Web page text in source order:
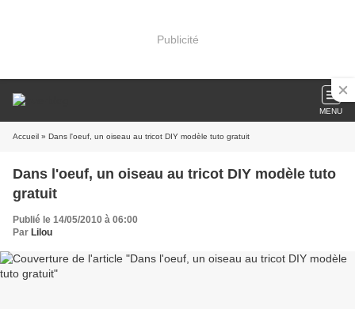
Publicité
MENU
Accueil » Dans l'oeuf, un oiseau au tricot DIY modèle tuto gratuit
Dans l'oeuf, un oiseau au tricot DIY modèle tuto
gratuit
Publié le 14/05/2010 à 06:00
Par Lilou